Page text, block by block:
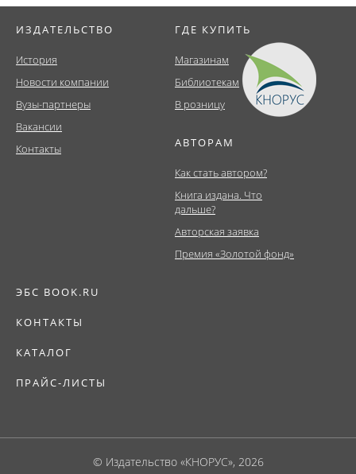
ИЗДАТЕЛЬСТВО
История
Новости компании
Вузы-партнеры
Вакансии
Контакты
ГДЕ КУПИТЬ
Магазинам
Библиотекам
В розницу
АВТОРАМ
Как стать автором?
Книга издана. Что
дальше?
Авторская заявка
Премия «Золотой фонд»
ЭБС BOOK.RU
КОНТАКТЫ
КАТАЛОГ
ПРАЙС-ЛИСТЫ
© Издательство «КНОРУС», 2026